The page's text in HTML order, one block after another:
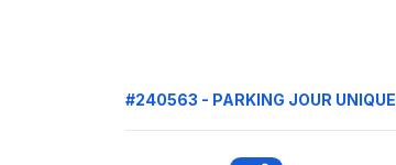
#240563 - PARKING JOUR